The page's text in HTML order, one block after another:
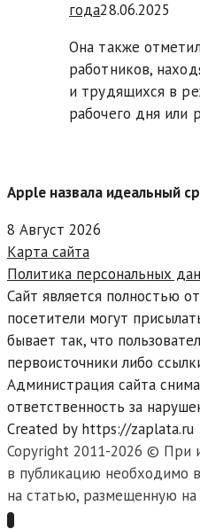
года28.06.2025
Она также
работников,
и трудящихся в
рабочего дня или
Apple назвала идеальный
8 Август 2026
Карта сайта
Политика персональных
Сайт является полностью
посетители могут
бывает так, что
первоисточники либо
Администрация сайта
ответственность за
Created by https://zaplata.ru
Copyright 2011-2026 © При
в публикацию необходимо
на статью, размещенную на